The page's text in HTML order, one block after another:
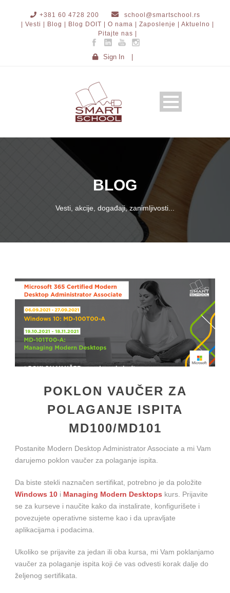
+381 60 4728 200
school@smartschool.rs
| Vesti |
Blog | Blog DOIT | O nama | Zaposlenje |
Aktuelno |
Pitajte nas |
Sign In
BLOG
Vesti, akcije, događaji, zanimljivosti...
POKLON VAUČER ZA
POLAGANJE ISPITA
MD100/MD101
Postanite Modern Desktop Administrator Associate a mi Vam
darujemo poklon vaučer za polaganje ispita.
Da biste stekli naznačen sertifikat, potrebno je da položite
Windows 10 i Managing Modern Desktops kurs. Prijavite
se za kurseve i naučite kako da instalirate, konfigurišete i
povezujete operativne sisteme kao i da upravljate
aplikacijama i podacima.
Ukoliko se prijavite za jedan ili oba kursa, mi Vam poklanjamo
vaučer za polaganje ispita koji će vas odvesti korak dalje do
željenog sertifikata.